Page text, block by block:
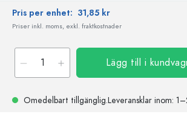
Pris per enhet: 31,85 kr
Priser inkl. moms, exkl. fraktkostnader
Lägg till i
Omedelbart tillgänglig.Leveransklar inom: